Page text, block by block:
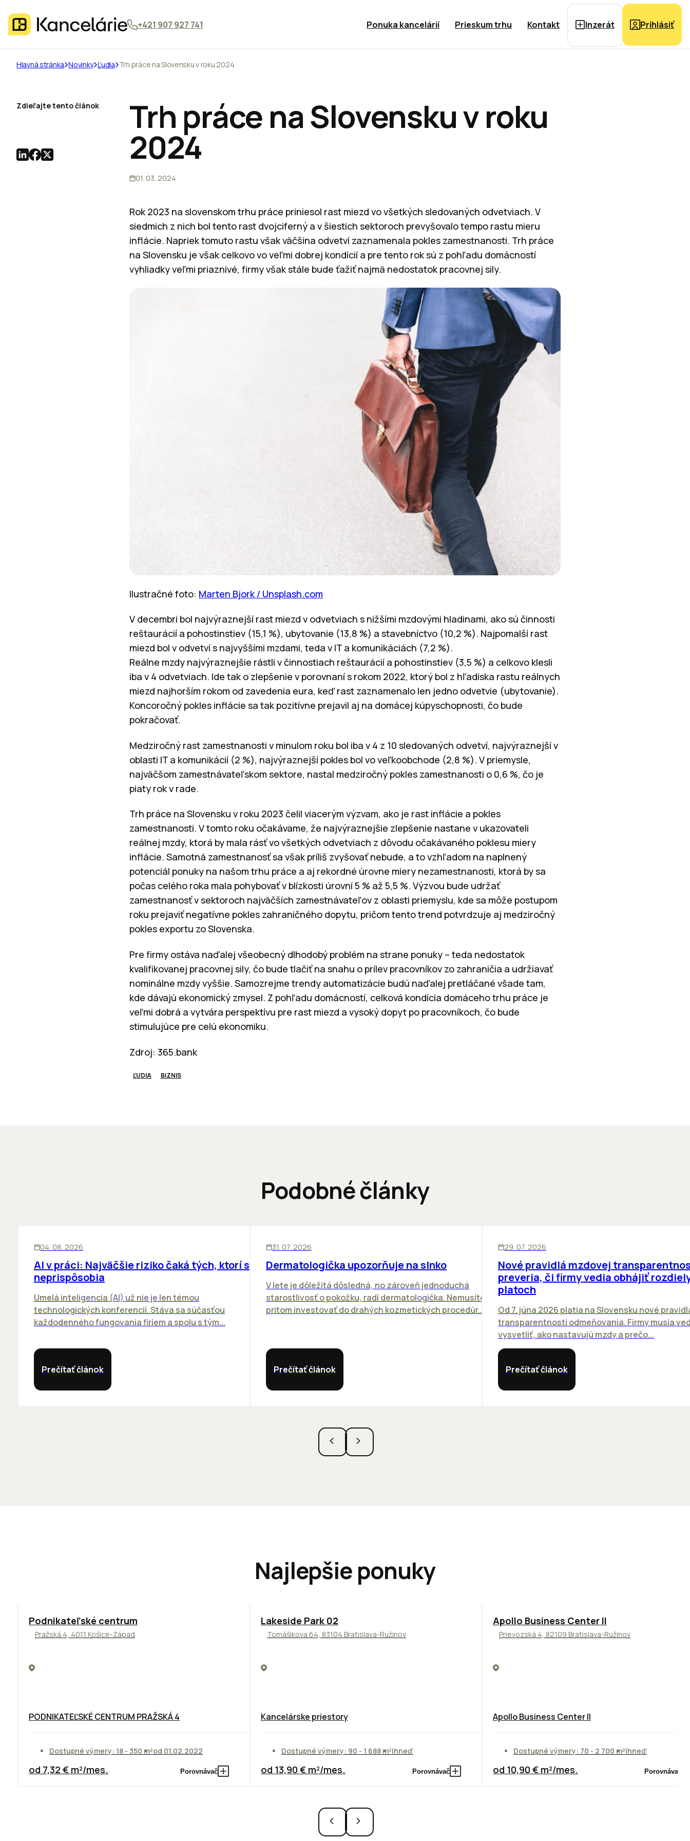
+421 907 927 741 Ponuka kancelárií Prieskum trhu Kontakt Inzerát Prihlásiť
Hlavná stránka Novinky Ľudia Trh práce na Slovensku v roku 2024
Trh práce na Slovensku v roku
2024
01. 03. 2024
Rok 2023 na slovenskom trhu práce priniesol rast miezd vo všetkých sledovaných odvetviach. V
siedmich z nich bol tento rast dvojciferný a v šiestich sektoroch prevyšovalo tempo rastu mieru
inflácie. Napriek tomuto rastu však väčšina odvetví zaznamenala pokles zamestnanosti. Trh práce
na Slovensku je však celkovo vo veľmi dobrej kondícií a pre tento rok sú z pohľadu domácností
vyhliadky veľmi priaznivé, firmy však stále bude ťažiť najmä nedostatok pracovnej sily.
Ilustračné foto: Marten Bjork / Unsplash.com
V decembri bol najvýraznejší rast miezd v odvetviach s nižšími mzdovými hladinami, ako sú činnosti
reštaurácií a pohostinstiev (15,1 %), ubytovanie (13,8 %) a stavebníctvo (10,2 %). Najpomalší rast
miezd bol v odvetví s najvyššími mzdami, teda v IT a komunikáciách (7,2 %).
Reálne mzdy najvýraznejšie rástli v činnostiach reštaurácií a pohostinstiev (3,5 %) a celkovo klesli
iba v 4 odvetviach. Ide tak o zlepšenie v porovnaní s rokom 2022, ktorý bol z hľadiska rastu reálnych
miezd najhorším rokom od zavedenia eura, keď rast zaznamenalo len jedno odvetvie (ubytovanie).
Koncoročný pokles inflácie sa tak pozitívne prejavil aj na domácej kúpyschopnosti, čo bude
pokračovať.
Medziročný rast zamestnanosti v minulom roku bol iba v 4 z 10 sledovaných odvetví, najvýraznejší v
oblasti IT a komunikácií (2 %), najvýraznejší pokles bol vo veľkoobchode (2,8 %). V priemysle,
najväčšom zamestnávateľskom sektore, nastal medziročný pokles zamestnanosti o 0,6 %, čo je
piaty rok v rade.
Trh práce na Slovensku v roku 2023 čelil viacerým výzvam, ako je rast inflácie a pokles
zamestnanosti. V tomto roku očakávame, že najvýraznejšie zlepšenie nastane v ukazovateli
reálnej mzdy, ktorá by mala rásť vo všetkých odvetviach z dôvodu očakávaného poklesu miery
inflácie. Samotná zamestnanosť sa však príliš zvyšovať nebude, a to vzhľadom na naplnený
potenciál ponuky na našom trhu práce a aj rekordné úrovne miery nezamestnanosti, ktorá by sa
počas celého roka mala pohybovať v blízkosti úrovní 5 % až 5,5 %. Výzvou bude udržať
zamestnanosť v sektoroch najväčších zamestnávateľov z oblasti priemyslu, kde sa môže postupom
roku prejaviť negatívne pokles zahraničného dopytu, pričom tento trend potvrdzuje aj medziročný
pokles exportu zo Slovenska.
Pre firmy ostáva naďalej všeobecný dlhodobý problém na strane ponuky – teda nedostatok
kvalifikovanej pracovnej sily, čo bude tlačiť na snahu o prílev pracovníkov zo zahraničia a udržiavať
nominálne mzdy vyššie. Samozrejme trendy automatizácie budú naďalej pretláčané všade tam,
kde dávajú ekonomický zmysel. Z pohľadu domácností, celková kondícia domáceho trhu práce je
veľmi dobrá a vytvára perspektívu pre rast miezd a vysoký dopyt po pracovníkoch, čo bude
stimulujúce pre celú ekonomiku.
Zdroj: 365.bank
ĽUDIA BIZNIS
Zdieľajte tento článok
Podobné články
04. 08. 2026
AI v práci: Najväčšie riziko čaká tých, ktorí sa
neprispôsobia
Umelá inteligencia (AI) už nie je len témou
technologických konferencií. Stáva sa súčasťou
každodenného fungovania firiem a spolu s tým...
Prečítať článok
31. 07. 2026
Dermatologička upozorňuje na slnko
V lete je dôležitá dôsledná, no zároveň jednoduchá
starostlivosť o pokožku, radí dermatologička. Nemusíte
pritom investovať do drahých kozmetických procedúr...
Prečítať článok
29. 07. 2026
Nové pravidlá mzdovej
preveria, či firmy vedia obhájiť
platoch
Od 7. júna 2026 platia na Slovensku nové
transparentnosti odmeňovania. Firmy musia
vysvetliť, ako nastavujú mzdy a prečo...
Prečítať článok
Najlepšie ponuky
ODPORÚČAME
Podnikateľské centrum
Pražská 4, 4011 Košice-Západ
PODNIKATEĽSKÉ CENTRUM PRAŽSKÁ 4
Dostupné výmery: 18 - 350 m²od 01.02.2022
od 7,32 € m²/mes. Porovnávač
ODPORÚČAME
Lakeside Park 02
Tomášikova 64, 83104 Bratislava-Ružinov
Kancelárske priestory
Dostupné výmery: 90 - 1 688 m²Ihneď
od 13,90 € m²/mes. Porovnávač
TOP NOVINKA ODPORÚČAME
Apollo Business Center II
Prievozská 4, 82109 Bratislava-Ružinov
Apollo Business Center II
Dostupné výmery: 70 - 2 700 m²Ihneď
od 10,90 € m²/mes. Porovnávač